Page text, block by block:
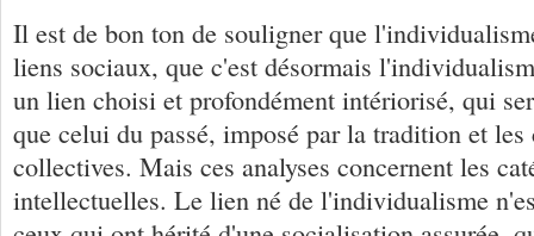
Il est de bon ton de souligner que
liens sociaux, que c'est désormais
un lien choisi et profondément intériorisé, qui
que celui du passé, imposé par la tradition et les
collectives. Mais ces analyses concernent les
intellectuelles. Le lien né de l'individualisme